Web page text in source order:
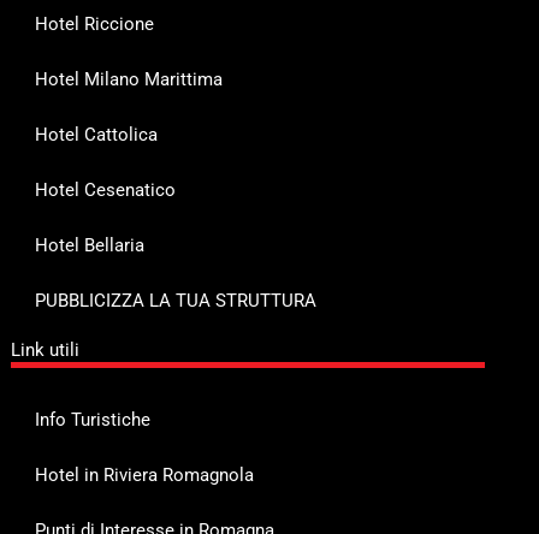
Hotel Riccione
Hotel Milano Marittima
Hotel Cattolica
Hotel Cesenatico
Hotel Bellaria
PUBBLICIZZA LA TUA STRUTTURA
Link utili
Info Turistiche
Hotel in Riviera Romagnola